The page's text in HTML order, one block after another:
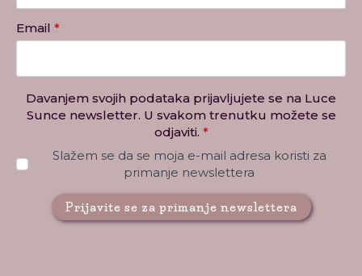
Email *
Davanjem svojih podataka prijavljujete se na Luce
Sunce newsletter. U svakom trenutku možete se
odjaviti. *
Slažem se da se moja e-mail adresa koristi za
primanje newslettera
Prijavite se za primanje newslettera